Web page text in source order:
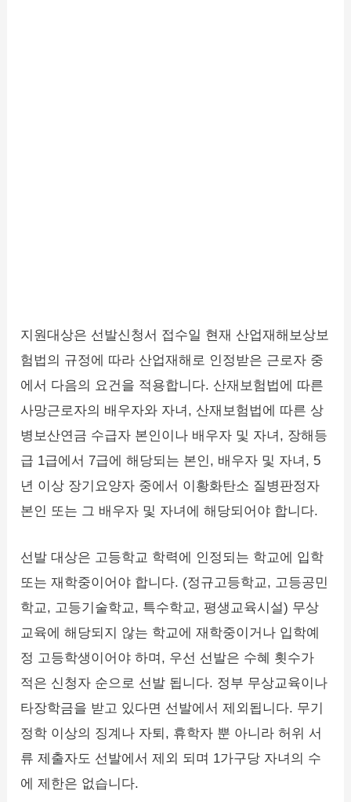
지원대상은 선발신청서 접수일 현재 산업재해보상보
험법의 규정에 따라 산업재해로 인정받은 근로자 중
에서 다음의 요건을 적용합니다. 산재보험법에 따른
사망근로자의 배우자와 자녀, 산재보험법에 따른 상
병보산연금 수급자 본인이나 배우자 및 자녀, 장해등
급 1급에서 7급에 해당되는 본인, 배우자 및 자녀, 5
년 이상 장기요양자 중에서 이황화탄소 질병판정자
본인 또는 그 배우자 및 자녀에 해당되어야 합니다.
선발 대상은 고등학교 학력에 인정되는 학교에 입학
또는 재학중이어야 합니다. (정규고등학교, 고등공민
학교, 고등기술학교, 특수학교, 평생교육시설) 무상
교육에 해당되지 않는 학교에 재학중이거나 입학예
정 고등학생이어야 하며, 우선 선발은 수혜 횟수가
적은 신청자 순으로 선발 됩니다. 정부 무상교육이나
타장학금을 받고 있다면 선발에서 제외됩니다. 무기
정학 이상의 징계나 자퇴, 휴학자 뿐 아니라 허위 서
류 제출자도 선발에서 제외 되며 1가구당 자녀의 수
에 제한은 없습니다.